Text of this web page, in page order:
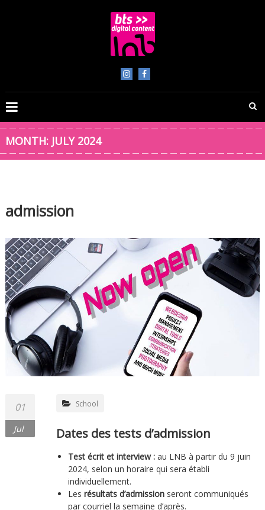
Digital
Content
MONTH: JULY 2024
admission
01
Jul
School
Dates des tests d’admission
Test écrit et interview :au LNB à partir du 9 juin
2024, selon un horaire qui sera établi
individuellement.
Les résultats d’admissionseront communiqués
par courriel la semaine d’après.